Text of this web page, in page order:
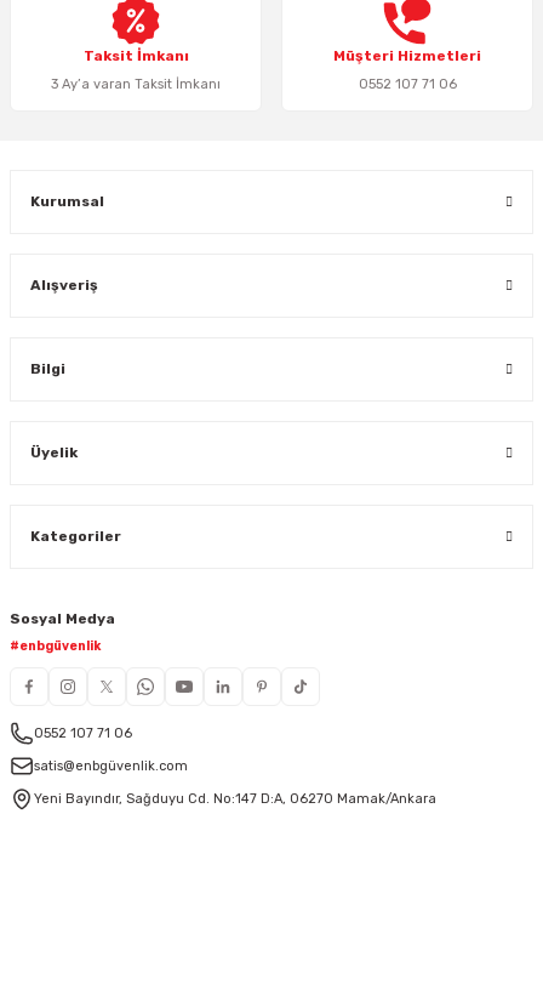
Bu ürüne benzer farklı alternatifler olmalı.
Taksit İmkanı
3 Ay’a varan Taksit İmkanı
Müşteri Hizmetleri
0552 107 71 06
Kurumsal
Alışveriş
Bilgi
Üyelik
Kategoriler
Sosyal Medya
#enbgüvenlik
0552 107 71 06
satis@enbgüvenlik.com
Yeni Bayındır, Sağduyu Cd. No:147 D:A, 06270 Mamak/Ankara